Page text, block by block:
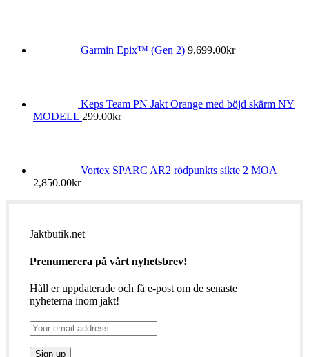
Garmin Epix™ (Gen 2) 9,699.00kr
Keps Team PN Jakt Orange med böjd skärm NY
MODELL 299.00kr
Vortex SPARC AR2 rödpunkts sikte 2 MOA
2,850.00kr
Jaktbutik.net
Prenumerera på vårt nyhetsbrev!
Håll er uppdaterade och få e-post om de senaste
nyheterna inom jakt!